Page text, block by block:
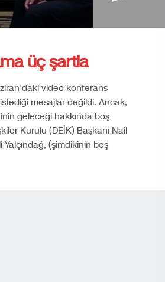
üç şartla
video konferans
mesajlar değildi. Ancak,
geleceği hakkında boş
Kurulu (DEİK) Başkanı Nail
(şimdikinin beş